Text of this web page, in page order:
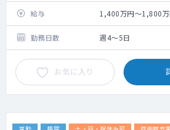
回復期リハビリテー
括ケア病棟の管理業
病棟管理30～40程度
給与 1,400万円～1,800
勤務日数 週4～5日
お気に入り
常勤 病院 土・日・祝休み可 症例数充